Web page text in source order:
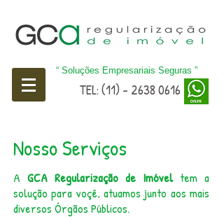
“ Soluções Empresariais Seguras ”
TEL: (11) - 2638 0616
Nosso Serviços
A GCA Regularização de Imóveltem a
solução para voçê, atuamos junto aos mais
diversos Órgãos Públicos.